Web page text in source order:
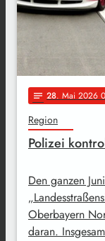
notes 28. Mai 2026
Region
Polizei
Den ganzen
Oberbayern
daran.